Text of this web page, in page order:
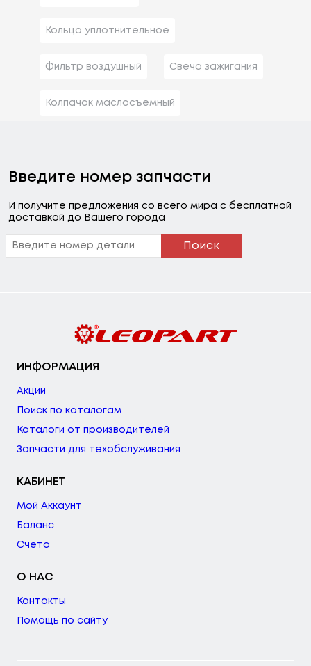
Кольцо уплотнительное
Фильтр воздушный Свеча зажигания
Колпачок маслосъемный
Введите номер запчасти
И получите предложения со всего мира с бесплатной
доставкой до Вашего города
Поиск
ИНФОРМАЦИЯ
Акции
Поиск по каталогам
Каталоги от производителей
Запчасти для техобслуживания
КАБИНЕТ
Мой Аккаунт
Баланс
Счета
О НАС
Контакты
Помощь по сайту